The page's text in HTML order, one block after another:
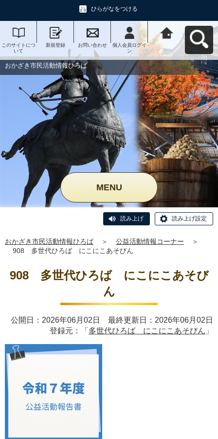
ひらがなをつける
このサイトにつ
いて
新規登録 お問い合わせ
個人会員ログイ
ン
おかざき市民活
動情報ひろばへ
戻る
おかざき市民活動情報ひろば
MENU
読み上げ 読み上げ設定
おかざき市民活動情報ひろば ＞ 公益活動情報コーナー
＞
908 多世代ひろば にこにこあそびん
908 多世代ひろば にこにこあそび
ん
公開日：2026年06月02日 最終更新日：2026年06月02日
登録元：「 多世代ひろば にこにこあそびん 」